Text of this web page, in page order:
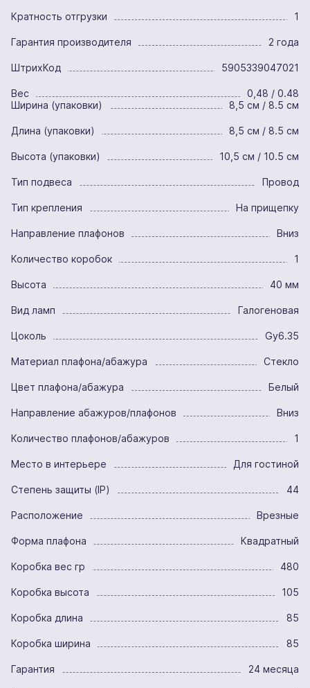
Кратность отгрузки 1
Гарантия производителя 2 года
ШтрихКод 5905339047021
Вес
0,48 / 0.48
Ширина (упаковки)
8,5 см / 8.5 см
Длина (упаковки) 8,5 см / 8.5 см
Высота (упаковки) 10,5 см / 10.5 см
Тип подвеса Провод
Тип крепления На прищепку
Направление плафонов Вниз
Количество коробок 1
Высота 40 мм
Вид ламп Галогеновая
Цоколь Gy6.35
Материал плафона/абажура Стекло
Цвет плафона/абажура Белый
Направление абажуров/плафонов Вниз
Количество плафонов/абажуров 1
Место в интерьере Для гостиной
Степень защиты (IP) 44
Расположение Врезные
Форма плафона Квадратный
Коробка вес гр 480
Коробка высота 105
Коробка длина 85
Коробка ширина 85
Гарантия 24 месяца